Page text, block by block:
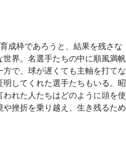
成枠であろうと、結果を残さな
界。名選手たちの中に順風満帆
で、球が遅くても主軸を打てな
してくれた選手たちもいる。昭
れた人たちはどのように頭を使
挫折を乗り越え、生き残るため